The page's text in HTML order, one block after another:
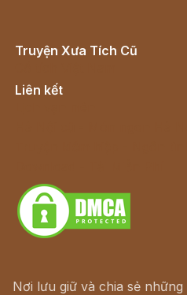
Truyện Xưa Tích Cũ
Liên kết
Nơi lưu giữ và chia sẻ